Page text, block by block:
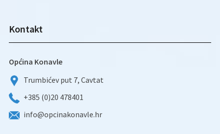
Kontakt
Općina Konavle
Trumbićev put 7, Cavtat
+385 (0)20 478401
info@opcinakonavle.hr